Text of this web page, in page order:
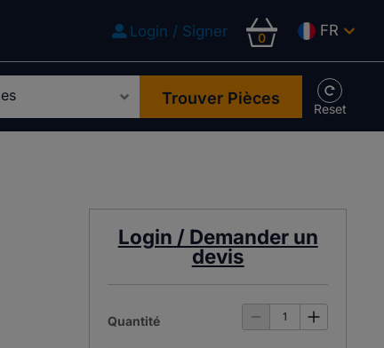
Login / Signer 0 FR
Trouver Pièces
Login / Demander un
devis
Quantité